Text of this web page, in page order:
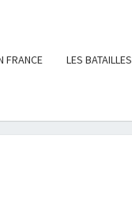
FRANCE LES BATAILLES